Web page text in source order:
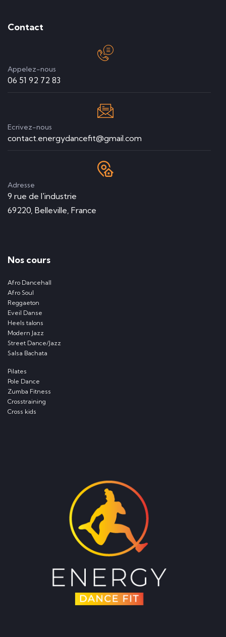
Contact
Appelez-nous
06 51 92 72 83
Ecrivez-nous
contact.energydancefit@gmail.com
Adresse
9 rue de l'industrie
69220, Belleville, France
Nos cours
Afro Dancehall
Afro Soul
Reggaeton
Eveil Danse
Heels talons
Modern Jazz
Street Dance/Jazz
Salsa Bachata
Pilates
Pole Dance
Zumba Fitness
Crosstraining
Cross kids